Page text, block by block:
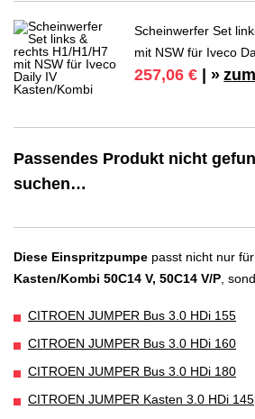
Scheinwerfer Set
mit NSW für Iveco
257,06 € | »
Passendes Produkt nicht
suchen…
Diese Einspritzpumpe passt nicht nur für
Kasten/Kombi 50C14 V, 50C14 V/P ,
CITROEN JUMPER Bus 3.0 HDi 155
CITROEN JUMPER Bus 3.0 HDi 160
CITROEN JUMPER Bus 3.0 HDi 180
CITROEN JUMPER Kasten 3.0 HDi 145